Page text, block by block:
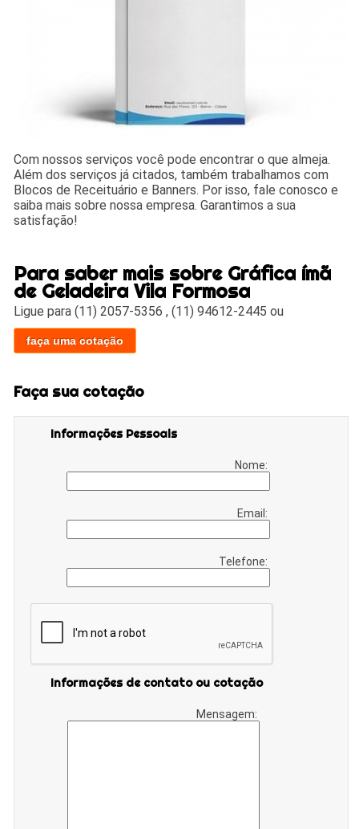
Com nossos serviços você pode encontrar o que almeja.
Além dos serviços já citados, também trabalhamos com
Blocos de Receituário e Banners. Por isso, fale conosco e
saiba mais sobre nossa empresa. Garantimos a sua
satisfação!
Para saber mais sobre Gráfica ímã
de Geladeira Vila Formosa
Ligue para(11) 2057-5356 ,(11) 94612-2445 ou
faça uma cotação
Faça sua cotação
Informações Pessoais
Nome:
Email:
Telefone:
Informações de contato ou cotação
Mensagem: